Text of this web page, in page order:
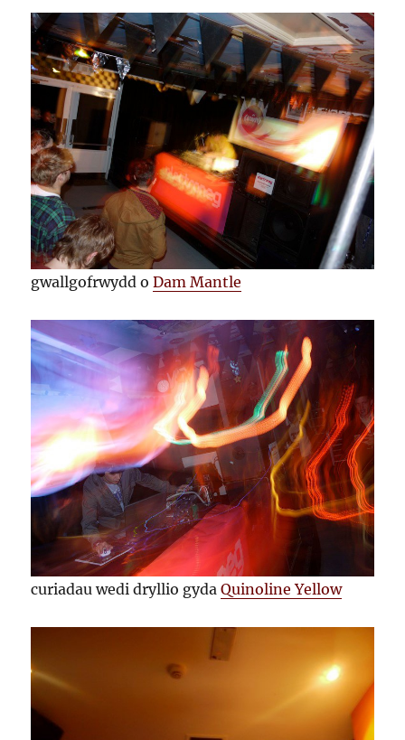
gwallgofrwydd oDam Mantle
curiadau wedi dryllio gydaQuinoline Yellow